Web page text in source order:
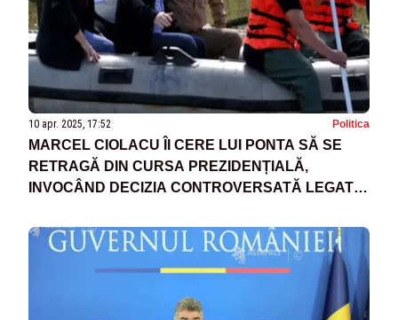
10 apr. 2025, 17:52 Politica
MARCEL CIOLACU ÎI CERE LUI PONTA SĂ SE
RETRAGĂ DIN CURSA PREZIDENȚIALĂ,
INVOCÂND DECIZIA CONTROVERSATĂ LEGATĂ